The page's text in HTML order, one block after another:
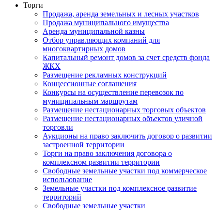
Торги
Продажа, аренда земельных и лесных участков
Продажа муниципального имущества
Аренда муниципальной казны
Отбор управляющих компаний для
многоквартирных домов
Капитальный ремонт домов за счет средств фонда
ЖКХ
Размещение рекламных конструкций
Концессионные соглашения
Конкурсы на осуществление перевозок по
муниципальным маршрутам
Размещение нестационарных торговых объектов
Размещение нестационарных объектов уличной
торговли
Аукционы на право заключить договор о развитии
застроенной территории
Торги на право заключения договора о
комплексном развитии территории
Свободные земельные участки под коммерческое
использование
Земельные участки под комплексное развитие
территорий
Свободные земельные участки